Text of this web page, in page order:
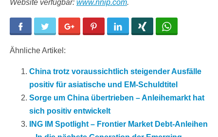
Website verfügbar: www.nnip.com.
Facebook Twitter Google+ Pinterest LinkedIn
Ähnliche Artikel:
China trotz voraussichtlich steigender Ausfälle
positiv für asiatische und EM-Schuldtitel
Sorge um China übertrieben – Anleihemarkt hat
sich positiv entwickelt
ING IM Spotlight – Frontier Market Debt-Anleihen